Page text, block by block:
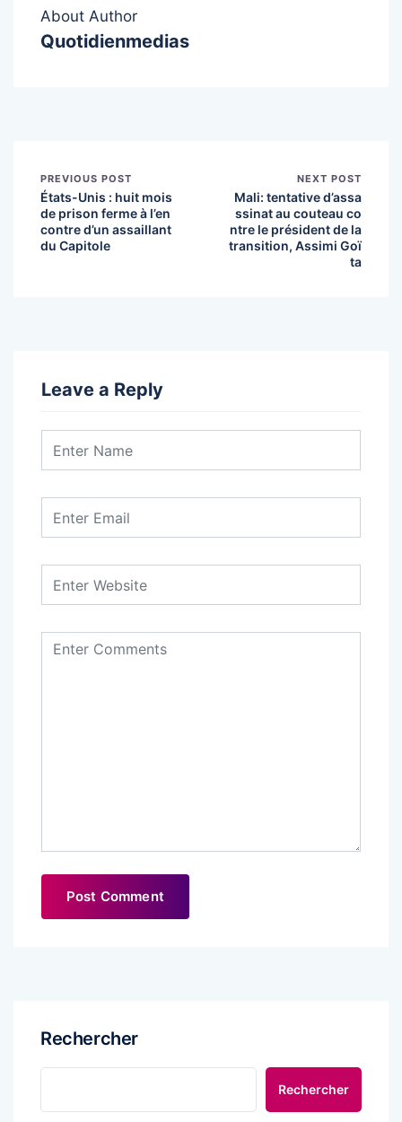
About Author
Quotidienmedias
PREVIOUS POST
États-Unis : huit mois
de prison ferme à l’en
contre d’un assaillant
du Capitole
NEXT POST
Mali: tentative d’assa
ssinat au couteau co
ntre le président de la
transition, Assimi Goï
ta
Leave a Reply
Rechercher
Rechercher